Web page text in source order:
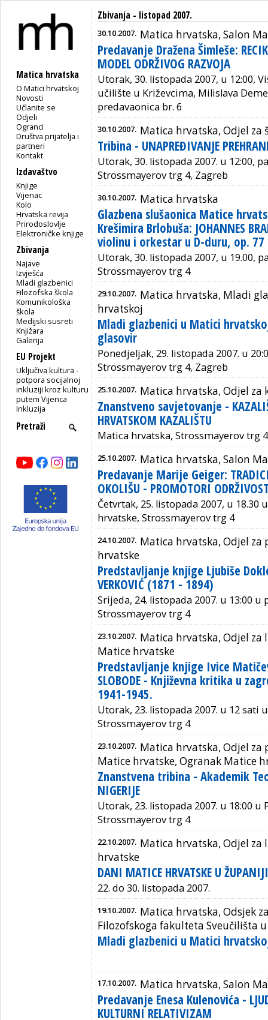
Matica hrvatska
O Matici hrvatskoj
Novosti
Učlanite se
Odjeli
Ogranci
Društva prijatelja i
partneri
Kontakt
Izdavaštvo
Knjige
Vijenac
Kolo
Hrvatska revija
Prirodoslovlje
Elektroničke knjige
Zbivanja
Najave
Izvješća
Mladi glazbenici
Filozofska škola
Komunikološka
škola
Medijski susreti
Knjižara
Galerija
EU Projekt
Uključiva kultura -
potpora socijalnoj
inkluziji kroz kulturu
putem Vijenca
Inkluzija
Zbivanja - listopad 2007.
30.10.2007. Matica hrvatska, Salon
Predavanje Dražena Šimleše:
MODEL ODRŽIVOG RAZVOJA
Utorak, 30. listopada 2007, u 12:00,
učilište u Križevcima, Milislava
predavaonica br. 6
30.10.2007. Matica hrvatska, Odjel za
Tribina - UNAPREĐIVANJE
Utorak, 30. listopada 2007. u 12:00,
Strossmayerov trg 4, Zagreb
30.10.2007. Matica hrvatska
Glazbena slušaonica Matice
Krešimira Brlobuša: JOHANNES
violinu i orkestar u D-duru, op. 77
Utorak, 30. listopada 2007, u 19.00,
Strossmayerov trg 4
29.10.2007. Matica hrvatska, Mladi
hrvatskoj
Mladi glazbenici u Matici hrvatskoj
glasovir
Ponedjeljak, 29. listopada 2007. u
Strossmayerov trg 4, Zagreb
25.10.2007. Matica hrvatska, Odjel
Znanstveno savjetovanje -
HRVATSKOM KAZALIŠTU
Matica hrvatska, Strossmayerov trg
25.10.2007. Matica hrvatska, Salon
Predavanje Marije Geiger:
OKOLIŠU - PROMOTORI
Četvrtak, 25. listopada 2007, u 18.30
hrvatske, Strossmayerov trg 4
24.10.2007. Matica hrvatska, Odjel za
hrvatske
Predstavljanje knjige Ljubiše
VERKOVIĆ (1871 - 1894)
Srijeda, 24. listopada 2007. u 13:00
Strossmayerov trg 4
23.10.2007. Matica hrvatska, Odjel
Matice hrvatske
Predstavljanje knjige Ivice
SLOBODE - Književna kritika u
1941-1945.
Utorak, 23. listopada 2007. u 12 sati
Strossmayerov trg 4
23.10.2007. Matica hrvatska, Odjel
Matice hrvatske, Ogranak Matice
Znanstvena tribina - Akademik
NIGERIJE
Utorak, 23. listopada 2007. u 18:00
Strossmayerov trg 4
22.10.2007. Matica hrvatska, Odjel
hrvatske
DANI MATICE HRVATSKE U
22. do 30. listopada 2007.
19.10.2007. Matica hrvatska, Odsjek
Filozofskoga fakulteta Sveučilišta u
Mladi glazbenici u Matici
17.10.2007. Matica hrvatska, Salon
Predavanje Enesa Kulenovića -
KULTURNI RELATIVIZAM